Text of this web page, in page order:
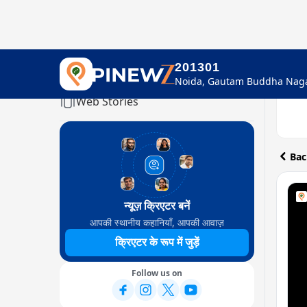
201301
Home
Web Stories
न्यूज़ क्रिएटर बनें
आपकी स्थानीय कहानियाँ, आपकी आवाज़
क्रिएटर के रूप में जुड़ें
Follow us on